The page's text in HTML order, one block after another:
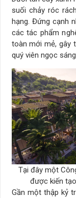
suối chảy róc
hạng. Đứng cạnh
các tác phẩm
toàn mới mẻ, gây
quý viên ngọc sáng
Tại đây một
được kiến
Gần một thập kỷ